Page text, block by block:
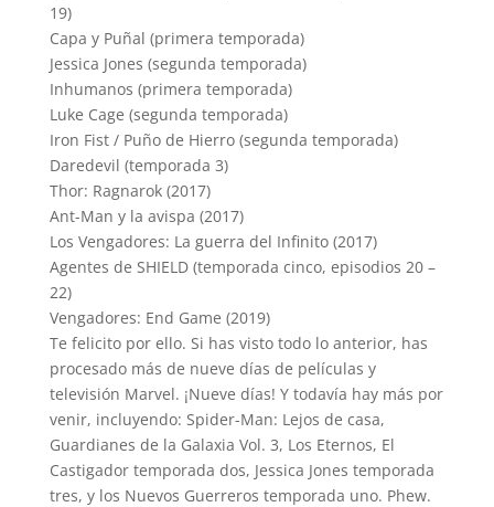
19)
Capa y Puñal (primera temporada)
Jessica Jones (segunda temporada)
Inhumanos (primera temporada)
Luke Cage (segunda temporada)
Iron Fist / Puño de Hierro (segunda temporada)
Daredevil (temporada 3)
Thor: Ragnarok (2017)
Ant-Man y la avispa (2017)
Los Vengadores: La guerra del Infinito (2017)
Agentes de SHIELD (temporada cinco, episodios 20 –
22)
Vengadores: End Game (2019)
Te felicito por ello. Si has visto todo lo anterior, has
procesado más de nueve días de películas y
televisión Marvel. ¡Nueve días! Y todavía hay más por
venir, incluyendo: Spider-Man: Lejos de casa,
Guardianes de la Galaxia Vol. 3, Los Eternos, El
Castigador temporada dos, Jessica Jones temporada
tres, y los Nuevos Guerreros temporada uno. Phew.